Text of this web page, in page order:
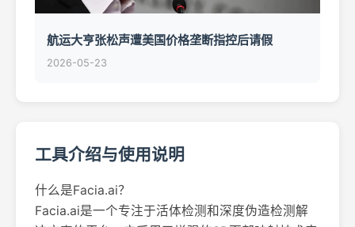
航运大亨张松声遭美国价格垄断指控后请假
2026-05-23
工具介绍与使用说明
什么是Facia.ai？
Facia.ai是一个专注于活体检测和深度伪造检测解